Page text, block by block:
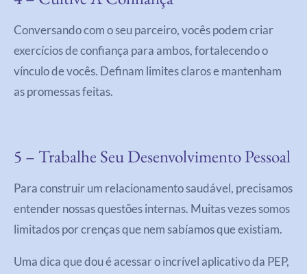
Conversando com o seu parceiro, vocês podem criar
exercícios de confiança para ambos, fortalecendo o
vínculo de vocês. Definam limites claros e mantenham
as promessas feitas.
5 – Trabalhe Seu Desenvolvimento Pessoal
Para construir um relacionamento saudável, precisamos
entender nossas questões internas. Muitas vezes somos
limitados por crenças que nem sabíamos que existiam.
Uma dica que dou é acessar o incrível aplicativo da PEP,